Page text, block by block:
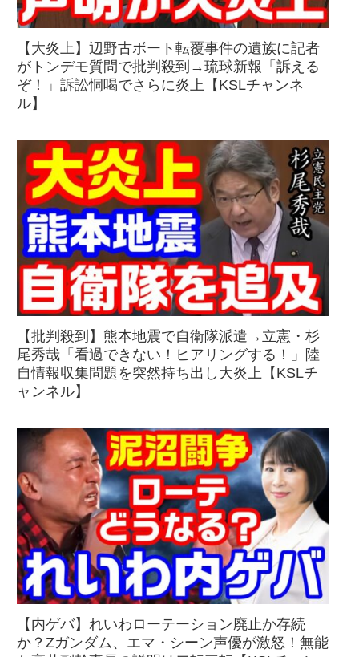
【大炎上】辺野古ボート転覆事件の遺族に記者
がトンデモ質問で批判殺到→琉球新報「訴える
ぞ！」訴訟恫喝でさらに炎上【KSLチャンネ
ル】
【批判殺到】熊本地震で自衛隊派遣→立憲・杉
尾秀哉「看過できない！ヒアリングする！」陸
自情報収集問題を突然持ち出し大炎上【KSLチ
ャンネル】
【内ゲバ】れいわローテーション廃止か存続
か？Zガンダム、エマ・シーン声優が激怒！無能